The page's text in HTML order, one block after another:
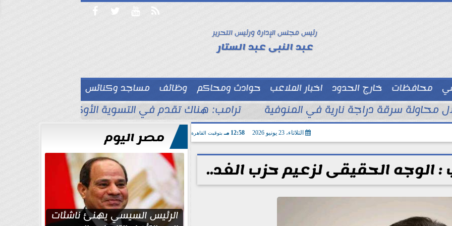
   
رئيس مجلس الإدارة ورئيس التحرير
عبد النبى عبد الستار
محافظات خارج الحدود اخبار الملاعب حوادث ومحاكم وظائف
مساجد وكنائس
توك شو 
ترامب: هناك تقدم في التسوية الأوكرانية
الثلاثاء، 23 يونيو 2026 12:58 مـ بتوقيت القاهرة
: الوجه الحقيقى لزعيم حزب الغد..
مصر اليوم
الرئيس السيسي يهنئ ناشئات